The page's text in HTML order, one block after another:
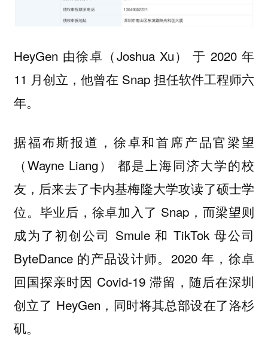
HeyGen 由徐卓（Joshua Xu） 于 2020 年
11 月创立，他曾在 Snap 担任软件工程师六
年。
据福布斯报道，徐卓和首席产品官梁望
（Wayne Liang） 都是上海同济大学的校
友，后来去了卡内基梅隆大学攻读了硕士学
位。毕业后，徐卓加入了 Snap，而梁望则
成为了初创公司 Smule 和 TikTok 母公司
ByteDance 的产品设计师。2020 年，徐卓
回国探亲时因 Covid-19 滞留，随后在深圳
创立了 HeyGen，同时将其总部设在了洛杉
矶。